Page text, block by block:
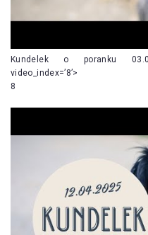
Kundelek o poranku
video_index=’8’>
8